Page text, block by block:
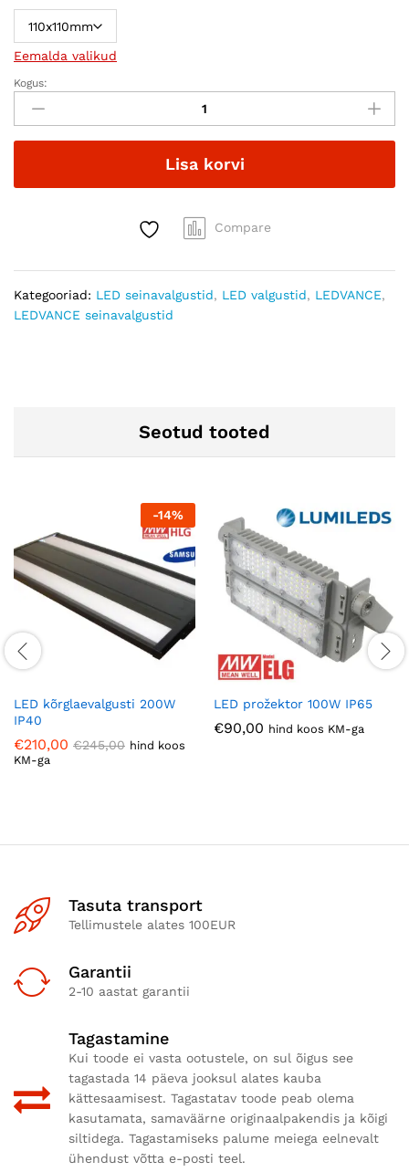
Eemalda valikud
LEDVANCE
Smart+
Orbis
Wall
seinalamp
Kogus:
Lisa korvi
Compare
Kategooriad: LED seinavalgustid, LED valgustid, LEDVANCE,
LEDVANCE seinavalgustid
Seotud tooted
-14%
LED kõrglaevalgusti 200W
IP40
€210,00 €245,00 hind koos
KM-ga
LED prožektor 100W IP65
€90,00 hind koos KM-ga
Tasuta transport
Tellimustele alates 100EUR
Garantii
2-10 aastat garantii
Tagastamine
Kui toode ei vasta ootustele, on sul õigus see
tagastada 14 päeva jooksul alates kauba
kättesaamisest. Tagastatav toode peab olema
kasutamata, samaväärne originaalpakendis ja kõigi
siltidega. Tagastamiseks palume meiega eelnevalt
ühendust võtta e-posti teel.